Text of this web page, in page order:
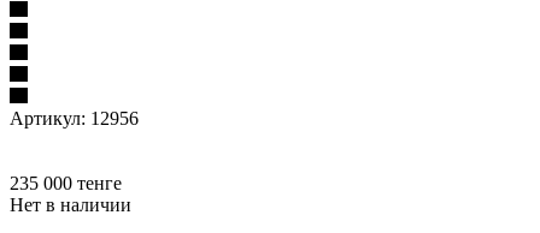
Артикул: 12956
235 000 тенге
Нет в наличии